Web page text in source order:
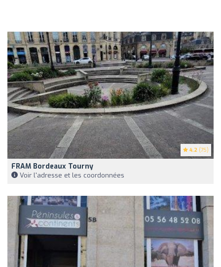
4.2 (75)
FRAM Bordeaux Tourny
Voir l'adresse et les coordonnées